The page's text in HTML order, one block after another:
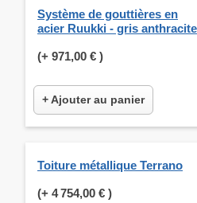
Système de gouttières en
acier Ruukki - gris anthracite
(+ 971,00 € )
+ Ajouter au panier
Toiture métallique Terrano
(+ 4 754,00 € )